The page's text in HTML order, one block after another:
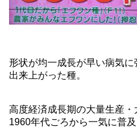
形状が均一成長が早い病気
出来上がった種。
高度経済成長期の大量生産
1960年代ごろから一気に普及